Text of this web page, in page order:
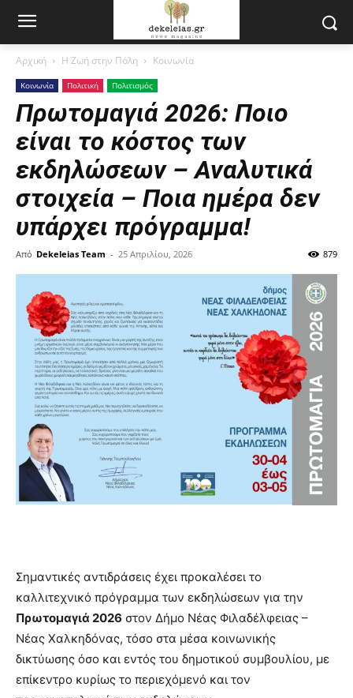
Αρχική Η Ζωή στην Πόλη Κοινωνία
Κοινωνία Πολιτική Πολιτισμός
Πρωτομαγιά 2026: Ποιο
είναι το κόστος των
εκδηλώσεων – Αναλυτικά
στοιχεία – Ποια ημέρα δεν
υπάρχει πρόγραμμα!
Από Dekeleias Team - 25 Απριλίου, 2026 879
Σημαντικές αντιδράσεις έχει προκαλέσει το
καλλιτεχνικό πρόγραμμα των εκδηλώσεων για την
Πρωτομαγιά 2026 στον Δήμο Νέας Φιλαδέλφειας –
Νέας Χαλκηδόνας, τόσο στα μέσα κοινωνικής
δικτύωσης όσο και εντός του δημοτικού συμβουλίου, με
επίκεντρο κυρίως το περιεχόμενό και τον